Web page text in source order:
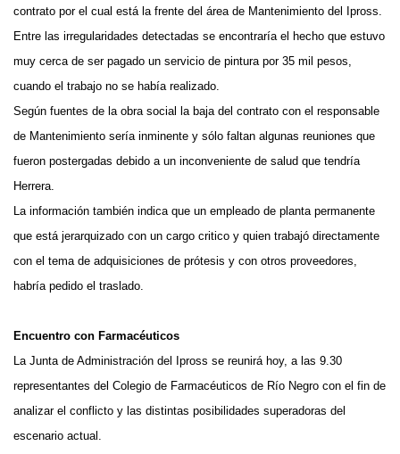
contrato por el cual está la frente del área de Mantenimiento del Ipross.
Entre las irregularidades detectadas se encontraría el hecho que estuvo
muy cerca de ser pagado un servicio de pintura por 35 mil pesos,
cuando el trabajo no se había realizado.
Según fuentes de la obra social la baja del contrato con el responsable
de Mantenimiento sería inminente y sólo faltan algunas reuniones que
fueron postergadas debido a un inconveniente de salud que tendría
Herrera.
La información también indica que un empleado de planta permanente
que está jerarquizado con un cargo critico y quien trabajó directamente
con el tema de adquisiciones de prótesis y con otros proveedores,
habría pedido el traslado.
Encuentro con Farmacéuticos
La Junta de Administración del Ipross se reunirá hoy, a las 9.30
representantes del Colegio de Farmacéuticos de Río Negro con el fin de
analizar el conflicto y las distintas posibilidades superadoras del
escenario actual.